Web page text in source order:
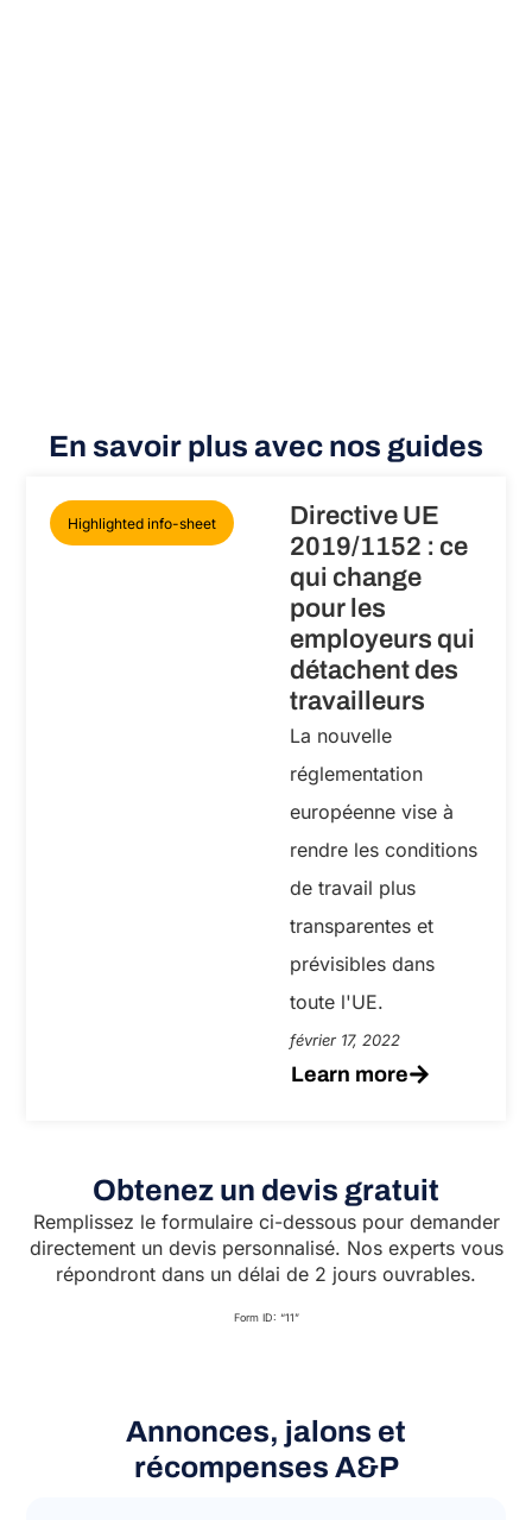
En savoir plus avec nos guides
Highlighted info-sheet
Directive UE
2019/1152 : ce
qui change
pour les
employeurs qui
détachent des
travailleurs
La nouvelle
réglementation
européenne vise à
rendre les conditions
de travail plus
transparentes et
prévisibles dans
toute l'UE.
février 17, 2022
Learn more
Obtenez un devis gratuit
Remplissez le formulaire ci-dessous pour demander
directement un devis personnalisé. Nos experts vous
répondront dans un délai de 2 jours ouvrables.
Form ID: “11”
Annonces, jalons et
récompenses A&P